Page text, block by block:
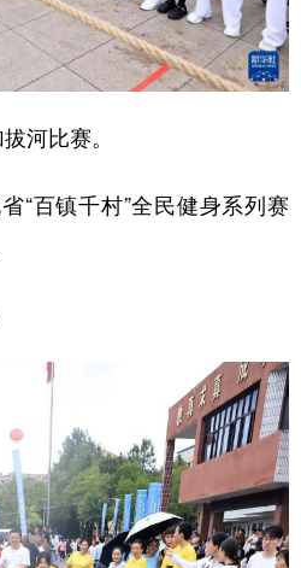
青海 宁夏
黑龙江
河比赛。
百镇千村”全民健身系列赛